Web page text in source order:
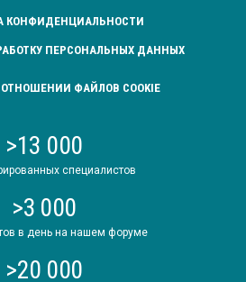
КОНФИДЕНЦИАЛЬНОСТИ
ПЕРСОНАЛЬНЫХ ДАННЫХ
ФАЙЛОВ COOKIE
>13 000
специалистов
>3 000
в день на нашем форуме
>20 000